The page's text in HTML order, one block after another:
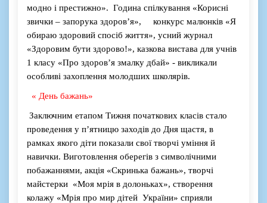
модно і престижно». Година спілкування «Корисні
звички – запорука здоров’я», конкурс малюнків «Я
обираю здоровий спосіб життя», усний журнал
«Здоровим бути здорово!», казкова вистава для учнів
1 класу «Про здоров’я змалку дбай» - викликали
особливі захоплення молодших школярів.
« День бажань»
Заключним етапом Тижня початкових класів стало
проведення у п’ятницю заходів до Дня щастя, в
рамках якого діти показали свої творчі уміння й
навички. Виготовлення оберегів з символічними
побажаннями, акція «Скринька бажань», творчі
майстерки «Моя мрія в долоньках», створення
колажу «Мрія про мир дітей України» сприяли